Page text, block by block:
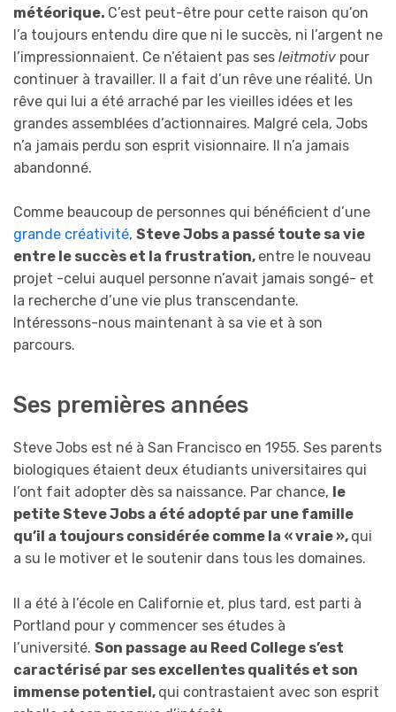
météorique. C’est peut-être pour cette raison qu’on
l’a toujours entendu dire que ni le succès, ni l’argent ne
l’impressionnaient. Ce n’étaient pas ses leitmotiv pour
continuer à travailler. Il a fait d’un rêve une réalité. Un
rêve qui lui a été arraché par les vieilles idées et les
grandes assemblées d’actionnaires. Malgré cela, Jobs
n’a jamais perdu son esprit visionnaire. Il n’a jamais
abandonné.
Comme beaucoup de personnes qui bénéficient d’une
grande créativité, Steve Jobs a passé toute sa vie
entre le succès et la frustration, entre le nouveau
projet -celui auquel personne n’avait jamais songé- et
la recherche d’une vie plus transcendante.
Intéressons-nous maintenant à sa vie et à son
parcours.
Ses premières années
Steve Jobs est né à San Francisco en 1955. Ses parents
biologiques étaient deux étudiants universitaires qui
l’ont fait adopter dès sa naissance. Par chance, le
petite Steve Jobs a été adopté par une famille
qu’il a toujours considérée comme la « vraie », qui
a su le motiver et le soutenir dans tous les domaines.
Il a été à l’école en Californie et, plus tard, est parti à
Portland pour y commencer ses études à
l’université. Son passage au Reed College s’est
caractérisé par ses excellentes qualités et son
immense potentiel, qui contrastaient avec son esprit